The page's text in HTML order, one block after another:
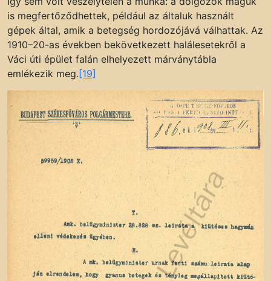
is megfertőződhettek, például az általuk használt
gépek által, amik a betegség hordozójává válhattak. Az
1910–20-as években bekövetkezett halálesetekről a
Váci úti épület falán elhelyezett márványtábla
emlékezik meg.[19]